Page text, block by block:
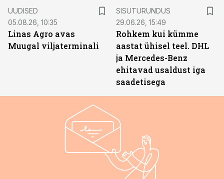
UUDISED
05.08.26, 10:35
Linas Agro avas
Muugal viljaterminali
SISUTURUNDUS
29.06.26, 15:49
Rohkem kui kümme
aastat ühisel teel. DHL
ja Mercedes-Benz
ehitavad usaldust iga
saadetisega